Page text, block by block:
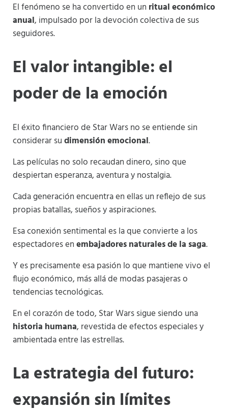
El fenómeno se ha convertido en un ritual económico
anual, impulsado por la devoción colectiva de sus
seguidores.
El valor intangible: el
poder de la emoción
El éxito financiero de Star Wars no se entiende sin
considerar sudimensión emocional.
Las películas no solo recaudan dinero, sino que
despiertan esperanza, aventura y nostalgia.
Cada generación encuentra en ellas un reflejo de sus
propias batallas, sueños y aspiraciones.
Esa conexión sentimental es la que convierte a los
espectadores enembajadores naturales de la saga.
Y es precisamente esa pasión lo que mantiene vivo el
flujo económico, más allá de modas pasajeras o
tendencias tecnológicas.
En el corazón de todo, Star Wars sigue siendo una
historia humana, revestida de efectos especiales y
ambientada entre las estrellas.
La estrategia del futuro:
expansión sin límites